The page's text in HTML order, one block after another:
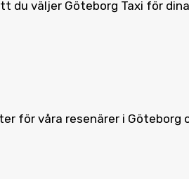
du väljer Göteborg Taxi för
för våra resenärer i Göteborg